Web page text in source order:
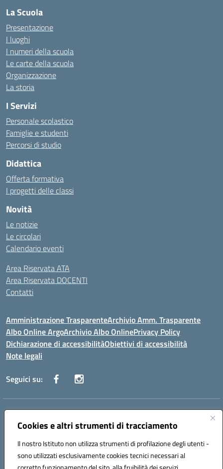
Cookies e altri strumenti di tracciamento
Il nostro Istituto non utilizza strumenti di profilazione degli utenti -
sono utilizzati esclusivamente cookies tecnici necessari al
La Scuola
Presentazione
I luoghi
I numeri della scuola
Le carte della scuola
Organizzazione
La storia
I Servizi
Personale scolastico
Famiglie e studenti
Percorsi di studio
Didattica
Offerta formativa
I progetti delle classi
Novità
Le notizie
Le circolari
Calendario eventi
Area Riservata ATA
Area Riservata DOCENTI
Contatti
Amministrazione TrasparenteArchivio Amm. Trasparente
Albo Online ArgoArchivio Albo OnlinePrivacy Policy
Dichiarazione di accessibilitàObiettivi di accessibilità
Note legali
Seguici su:
Indirizzo:
Centralino:0823 742191 Email:CEIC8BC00Q@istruzione.it
Codice fiscale: 93117040613
Codice meccanografico:
CEIC8BC00Q